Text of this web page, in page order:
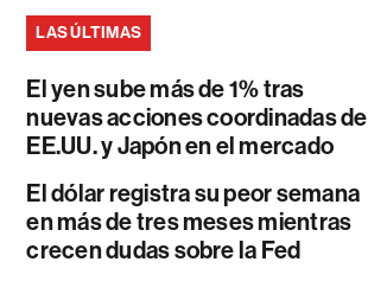
LAS ÚLTIMAS
El yen sube más de 1% tras
nuevas acciones coordinadas de
EE.UU. y Japón en el mercado
El dólar registra su peor semana
en más de tres meses mientras
crecen dudas sobre la Fed